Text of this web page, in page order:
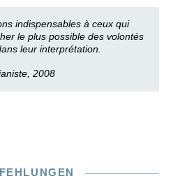
indispensables à ceux qui
le plus possible des volontés
leur interprétation.
2008